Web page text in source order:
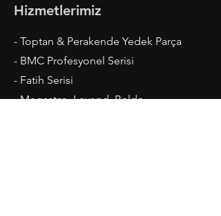
Hizmetlerimiz
- Toptan & Perakende Yedek Parça
- BMC Profesyonel Serisi
- Fatih Serisi
- Megastar, Levend, Belde